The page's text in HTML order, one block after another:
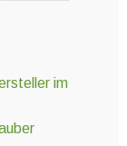
im